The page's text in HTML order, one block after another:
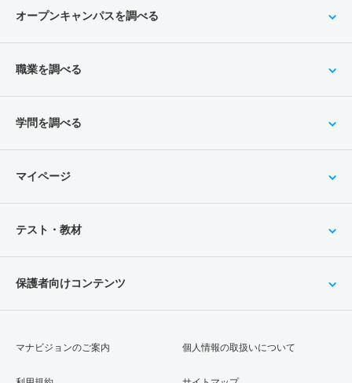
オープンキャンパスを調べる
職業を調べる
学問を調べる
マイページ
テスト・教材
保護者向けコンテンツ
マナビジョンのご案内 個人情報の取扱いについて